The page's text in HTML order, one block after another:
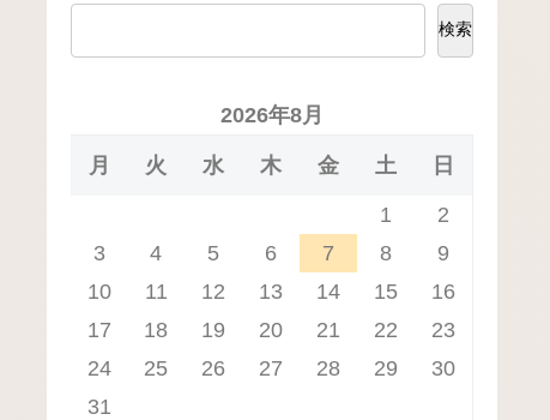
検索
2026年8月
月 火 水 木 金 土 日
1
2
3
4 5 6 7 8
9
10
11 12 13 14 15
16
17
18 19 20 21 22
23
24
25 26 27 28 29
30
31